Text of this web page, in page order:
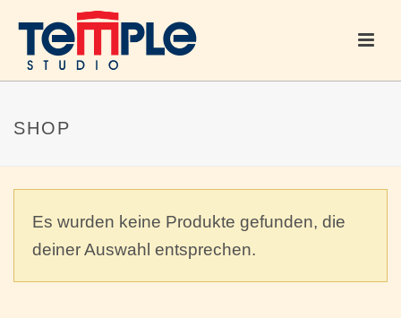
SHOP
Es wurden keine Produkte gefunden, die
deiner Auswahl entsprechen.